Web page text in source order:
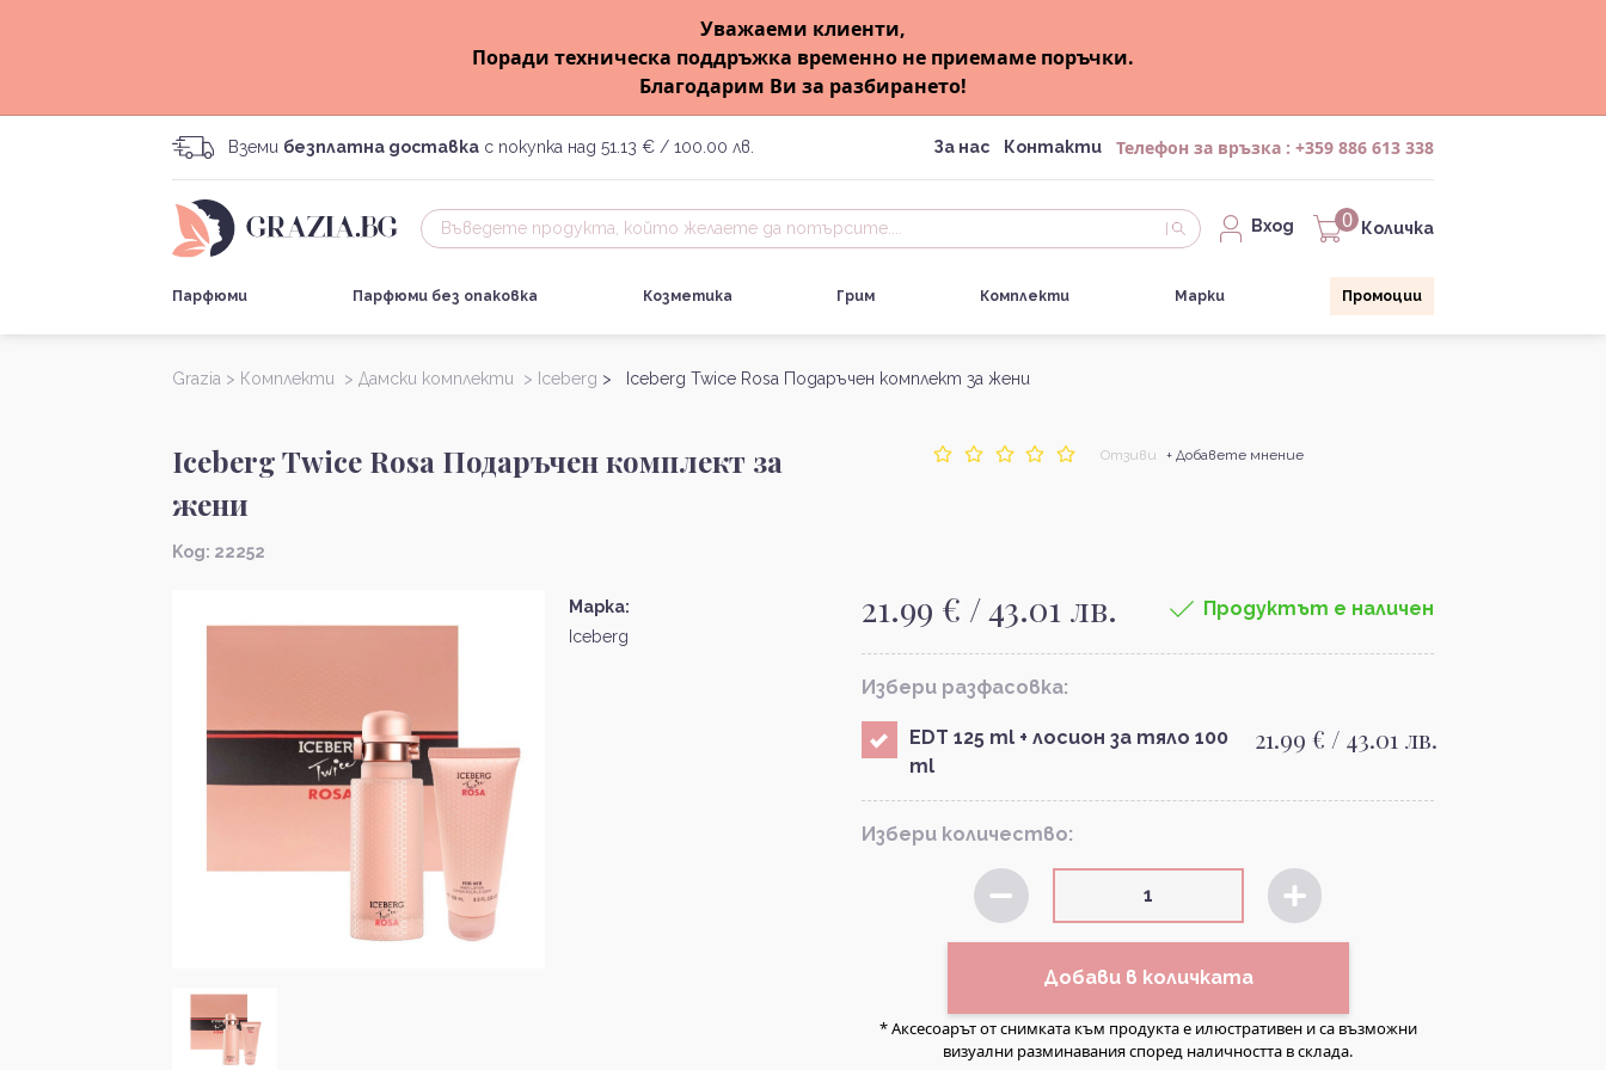
Уважаеми клиенти,
Поради техническа поддръжка временно не приемаме поръчки.
Благодарим Ви за разбирането!
Вземи безплатна доставка с покупка над 51.13 € / 100.00 лв. За нас Контакти Телефон за връзка : +359 886 613 338
Вход 0 Количка
Парфюми Парфюми без опаковка Козметика Грим Комплекти Марки Промоции
Grazia > Комплекти > Дамски комплекти > Iceberg > Iceberg Twice Rosa Подаръчен комплект за жени
Iceberg Twice Rosa Подаръчен комплект за
жени
Kод: 22252
Отзиви + Добавете мнение
Марка:
Iceberg
21.99 € / 43.01 лв. Продуктът е наличен
Избери разфасовка:
EDT 125 ml + лосион за тяло 100
ml
21.99 € / 43.01 лв.
Избери количество:
Добави в количката
* Аксесоарът от снимката към продукта е илюстративен и са възможни
визуални разминавания според наличността в склада.